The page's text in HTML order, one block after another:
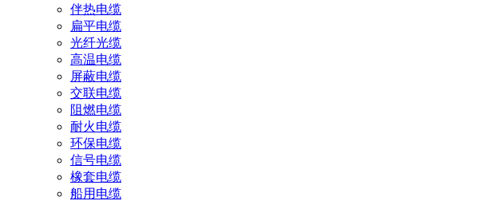
伴热电缆
扁平电缆
光纤光缆
高温电缆
屏蔽电缆
交联电缆
阻燃电缆
耐火电缆
环保电缆
信号电缆
橡套电缆
船用电缆